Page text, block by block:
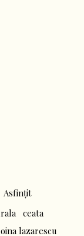
Asfințit
ceata
lazarescu